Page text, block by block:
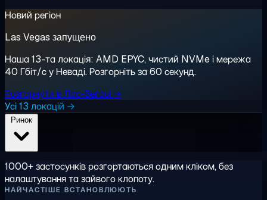
Новий регіон
Las Vegas запущено
Наша 13-та локація: AMD EPYC, чистий NVMe і мережа
40 Гбіт/с у Неваді. Розгорніть за 60 секунд.
Розгорнути в Лас-Вегасі →
Усі 13 локацій →
1000+ застосунків розгортаються одним кліком, без
налаштування та зайвого клопоту.
НАЙЧАСТІШЕ ВСТАНОВЛЮЮТЬ